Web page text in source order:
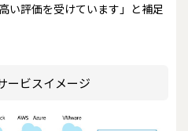
い評価を受けています」と補足
ービスイメージ